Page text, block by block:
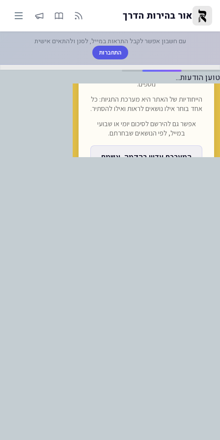
בלעדי: ראיון עם ראש עיריית אומן: "כ-35 אלף חסידים צפויים ... | אור
אור בהירות הדרך
עם חשבון אפשר לקבל התראות במייל, לסנן ולהתאים אישית
התחברות
טוען הודעות...